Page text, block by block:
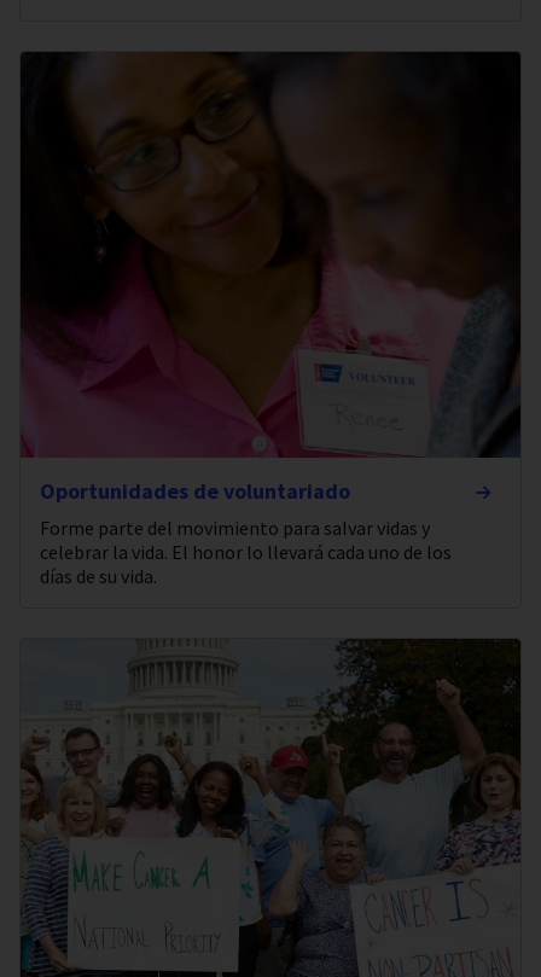
Oportunidades de voluntariado
Forme parte del movimiento para salvar vidas y
celebrar la vida. El honor lo llevará cada uno de los
días de su vida.